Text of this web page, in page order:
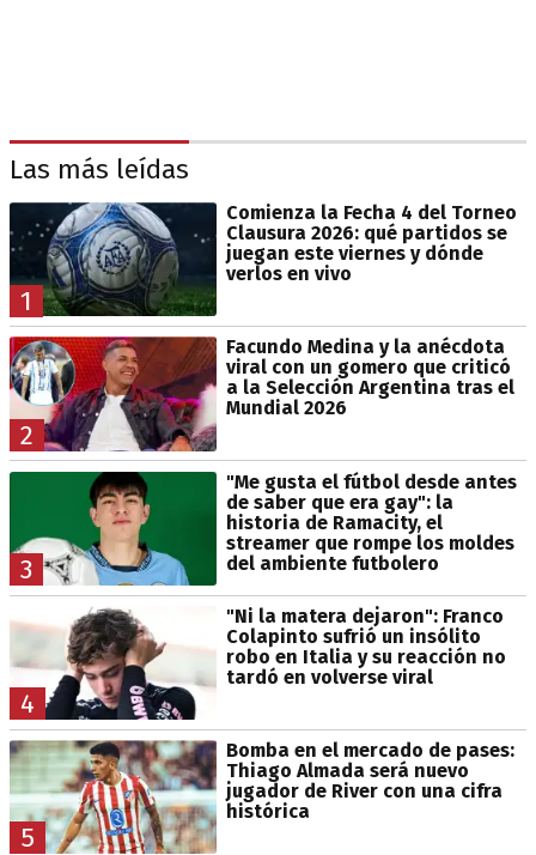
Las más leídas
1
Comienza la Fecha 4 del Torneo
Clausura 2026: qué partidos se
juegan este viernes y dónde
verlos en vivo
2
Facundo Medina y la anécdota
viral con un gomero que criticó
a la Selección Argentina tras el
Mundial 2026
3
"Me gusta el fútbol desde antes
de saber que era gay": la
historia de Ramacity, el
streamer que rompe los moldes
del ambiente futbolero
4
"Ni la matera dejaron": Franco
Colapinto sufrió un insólito
robo en Italia y su reacción no
tardó en volverse viral
5
Bomba en el mercado de pases:
Thiago Almada será nuevo
jugador de River con una cifra
histórica